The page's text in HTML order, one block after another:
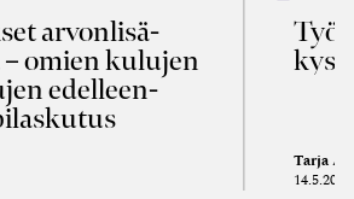
arvon­lisä­
omien kulujen
edelleen­
Tarja
14.5.2021